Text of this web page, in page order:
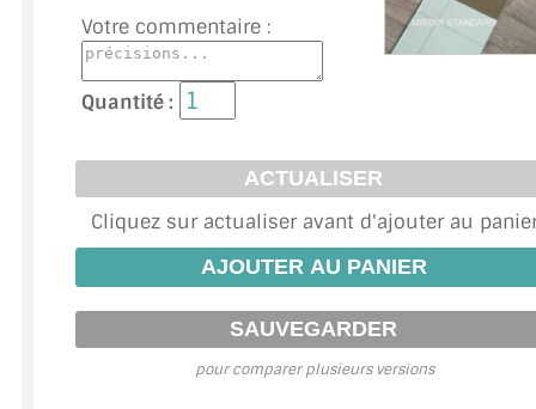
VERRE ANTI-REFLET
VERRE LAQUÉ/CRÉDENCE
DALLE DE SOL EN VERRE
PORTE EN VERRE
GARDE CORPS EN VERRE
VERRIÈRE TYPE ATELIER
Votre commentaire :
Quantité :
Cliquez sur actualiser avant d'ajouter au
pour comparer plusieurs versions